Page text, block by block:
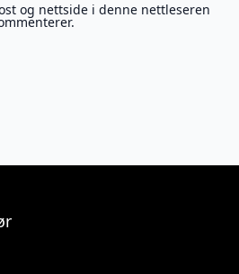
og nettside i denne nettleseren